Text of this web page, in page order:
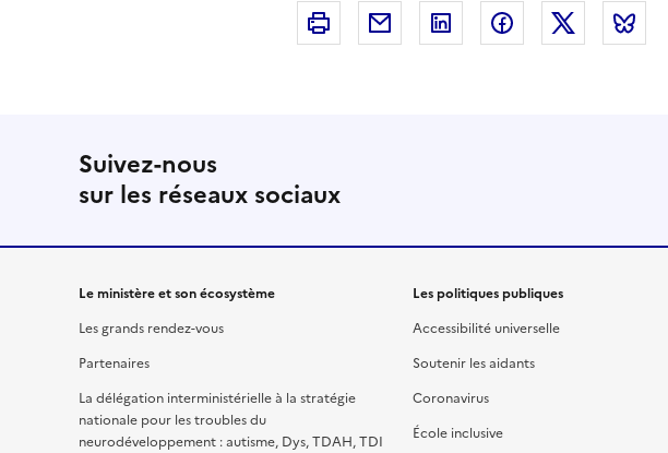
Imprimer Courriel Linkedin FacebookTwitter
Suivez-nous
sur les réseaux sociaux
Le ministère et son écosystème
Les grands rendez-vous
Partenaires
La délégation interministérielle à la stratégie
nationale pour les troubles du
neurodéveloppement : autisme, Dys, TDAH, TDI
Les politiques publiques
Accessibilité universelle
Soutenir les aidants
Coronavirus
École inclusive